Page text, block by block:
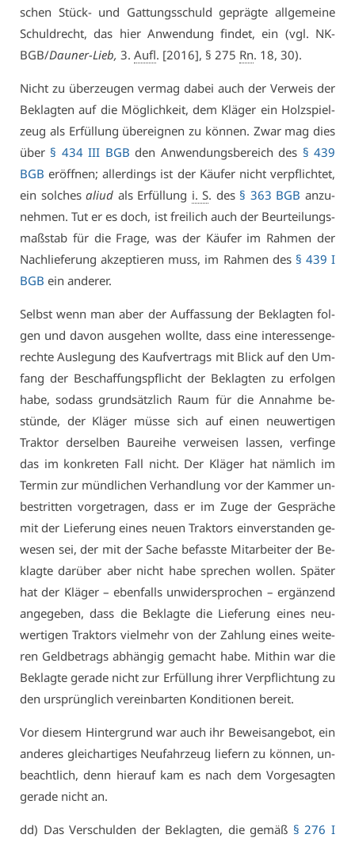
schen Stück- und Gat­tungs­schuld ge­präg­te all­ge­mei­ne
Schuld­recht, das hier An­wen­dung fin­det, ein (vgl. NK-
BGB/Dau­ner-Lieb, 3. Aufl. [2016], § 275 Rn. 18, 30).
Nicht zu über­zeu­gen ver­mag da­bei auch der Ver­weis der
Be­klag­ten auf die Mög­lich­keit, dem Klä­ger ein Holz­spiel­
zeug als Er­fül­lung über­eig­nen zu kön­nen. Zwar mag dies
über § 434 III BGB den An­wen­dungs­be­reich des § 439
BGB er­öff­nen; al­ler­dings ist der Käu­fer nicht ver­pflich­tet,
ein sol­chesali­ud als Er­fül­lung i. S. des § 363 BGB an­zu­
neh­men. Tut er es doch, ist frei­lich auch der Be­ur­tei­lungs­
maß­stab für die Fra­ge, was der Käu­fer im Rah­men der
Nach­lie­fe­rung ak­zep­tie­ren muss, im Rah­men des § 439 I
BGB ein an­de­rer.
Selbst wenn man aber der Auf­fas­sung der Be­klag­ten fol­
gen und da­von aus­ge­hen woll­te, dass ei­ne in­ter­es­sen­ge­
rech­te Aus­le­gung des Kauf­ver­trags mit Blick auf den Um­
fang der Be­schaf­fungs­pflicht der Be­klag­ten zu er­fol­gen
ha­be, so­dass grund­sätz­lich Raum für die An­nah­me be­
stün­de, der Klä­ger müs­se sich auf ei­nen neu­wer­ti­gen
Trak­tor der­sel­ben Bau­rei­he ver­wei­sen las­sen, ver­fin­ge
das im kon­kre­ten Fall nicht. Der Klä­ger hat näm­lich im
Ter­min zur münd­li­chen Ver­hand­lung vor der Kam­mer un­
be­strit­ten vor­ge­tra­gen, dass er im Zu­ge der Ge­sprä­che
mit der Lie­fe­rung ei­nes neu­en Trak­tors ein­ver­stan­den ge­
we­sen sei, der mit der Sa­che be­fass­te Mit­ar­bei­ter der Be­
klag­te dar­über aber nicht ha­be spre­chen wol­len. Spä­ter
hat der Klä­ger – eben­falls un­wi­der­spro­chen – er­gän­zend
an­ge­ge­ben, dass die Be­klag­te die Lie­fe­rung ei­nes neu­
wer­ti­gen Trak­tors viel­mehr von der Zah­lung ei­nes wei­te­
ren Geld­be­trags ab­hän­gig ge­macht ha­be. Mit­hin war die
Be­klag­te ge­ra­de nicht zur Er­fül­lung ih­rer Ver­pflich­tung zu
den ur­sprüng­lich ver­ein­bar­ten Kon­di­tio­nen be­reit.
Vor die­sem Hin­ter­grund war auch ihr Be­weis­an­ge­bot, ein
an­de­res gleich­ar­ti­ges Neu­fahr­zeug lie­fern zu kön­nen, un­
be­acht­lich, denn hier­auf kam es nach dem Vor­ge­sag­ten
ge­ra­de nicht an.
dd) Das Ver­schul­den der Be­klag­ten, die ge­mäß § 276 I